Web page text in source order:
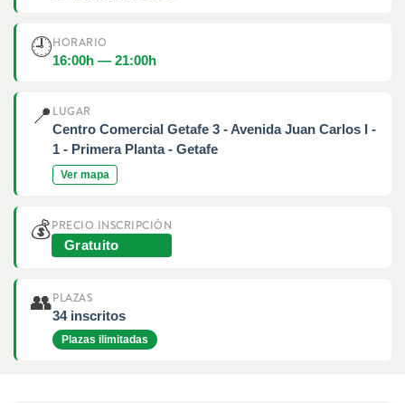
🕘HORARIO
16:00h — 21:00h
📍 LUGAR
Centro Comercial Getafe 3 - Avenida Juan Carlos I -
1 - Primera Planta - Getafe
Ver mapa
💰PRECIO INSCRIPCIÓN
Gratuito
👥PLAZAS
34 inscritos
Plazas ilimitadas